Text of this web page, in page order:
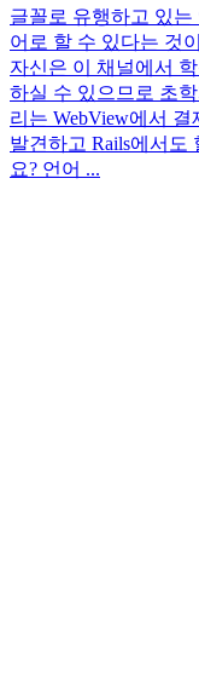
글꼴로 유행하고 있는
어로 할 수 있다는 것
자신은 이 채널에서
하실 수 있으므로 초
리는 WebView에서
발견하고 Rails에서도
요? 언어 ...